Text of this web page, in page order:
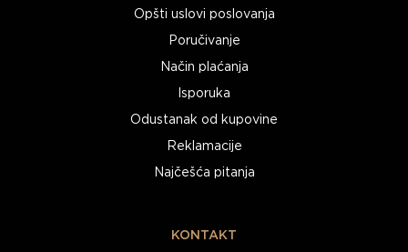
Opšti uslovi poslovanja
Poručivanje
Način plaćanja
Isporuka
Odustanak od kupovine
Reklamacije
Najčešća pitanja
KONTAKT